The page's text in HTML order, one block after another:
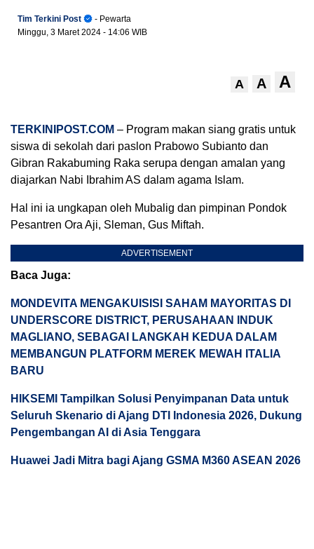
Tim Terkini Post
- Pewarta
Minggu, 3 Maret 2024 - 14:06 WIB
A A A
TERKINIPOST.COM – Program makan siang gratis untuk
siswa di sekolah dari paslon Prabowo Subianto dan
Gibran Rakabuming Raka serupa dengan amalan yang
diajarkan Nabi Ibrahim AS dalam agama Islam.
Hal ini ia ungkapan oleh Mubalig dan pimpinan Pondok
Pesantren Ora Aji, Sleman, Gus Miftah.
ADVERTISEMENT
Baca Juga:
MONDEVITA MENGAKUISISI SAHAM MAYORITAS DI
UNDERSCORE DISTRICT, PERUSAHAAN INDUK
MAGLIANO, SEBAGAI LANGKAH KEDUA DALAM
MEMBANGUN PLATFORM MEREK MEWAH ITALIA
BARU
HIKSEMI Tampilkan Solusi Penyimpanan Data untuk
Seluruh Skenario di Ajang DTI Indonesia 2026, Dukung
Pengembangan AI di Asia Tenggara
Huawei Jadi Mitra bagi Ajang GSMA M360 ASEAN 2026